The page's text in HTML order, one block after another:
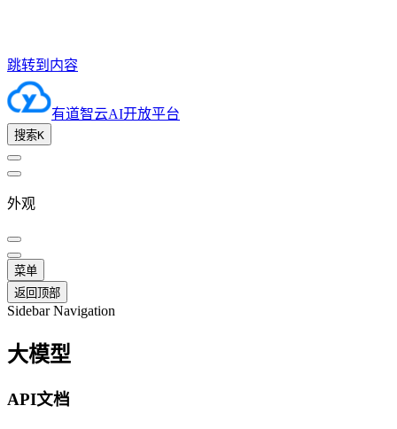
跳转到内容
有道智云AI开放平台
搜索K
外观
菜单
返回顶部
Sidebar Navigation
大模型
API文档